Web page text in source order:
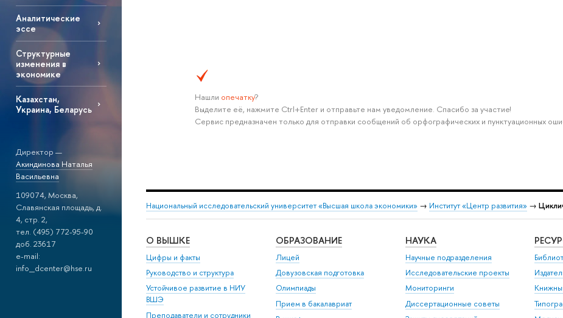
Аналитические
эссе
Структурные
изменения в
экономике
Казахстан,
Украина, Беларусь
Директор —
Акиндинова Наталья
Васильевна
109074, Москва,
Славянская площадь, д.
4, стр. 2,
тел. (495) 772-95-90
доб. 23617
e-mail:
info_dcenter@hse.ru
Нашли опечатку?
Выделите её, нажмите Ctrl+Enter и отправьте нам уведомление. Спасибо за участие!
Сервис предназначен только для отправки сообщений об орфографических и пунктуационных
Национальный исследовательский университет «Высшая школа экономики» → Институт «Центр развития» →
О ВЫШКЕ
Цифры и факты
Руководство и структура
Устойчивое развитие в НИУ
ВШЭ
Преподаватели и сотрудники
ОБРАЗОВАНИЕ
Лицей
Довузовская подготовка
Олимпиады
Прием в бакалавриат
НАУКА
Научные подразделения
Исследовательские проекты
Мониторинги
Диссертационные советы